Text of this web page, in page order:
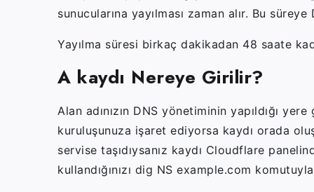
sunucularına yayılması zaman alır. Bu
Yayılma süresi birkaç dakikadan 48 saate
A kaydı Nereye Girilir?
Alan adınızın DNS yönetiminin yapıldığı
kuruluşunuza işaret ediyorsa kaydı orada
servise taşıdıysanız kaydı Cloudflare
kullandığınızı dig NS example.com